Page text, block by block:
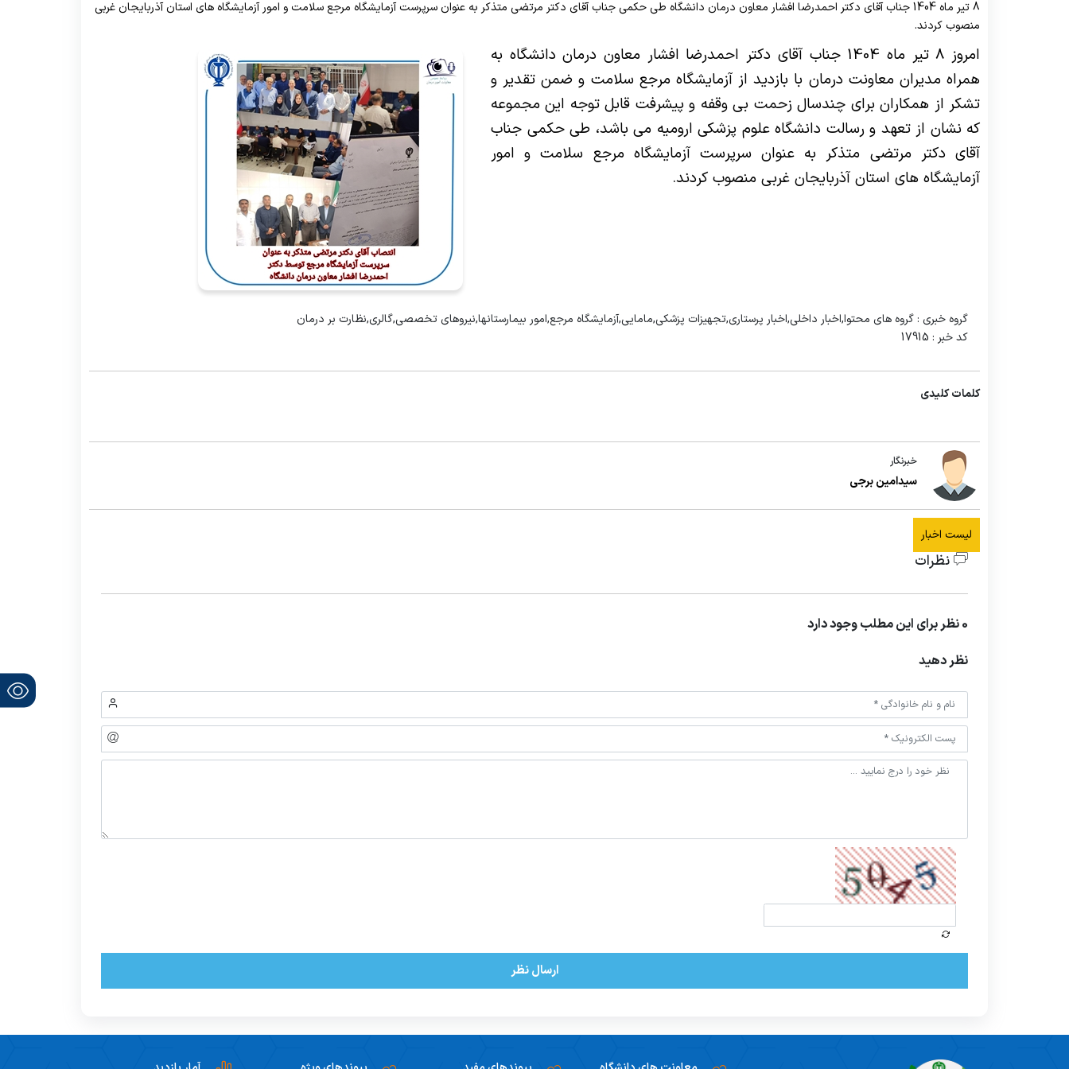
مدیریت امور آزمایشگاه ها
مدیر امور عمومی
واحد ایمنی بیمار و وقایع ناخواسته
واحد سوء مصرف مواد
واحد اعتبار بخشی مراکز درمانی
واحد امور دندانپزشکان
زنان کوثر
8 تیر ماه 1404 جناب آقای دکتر احمدرضا افشار معاون درمان دانشگاه طی حکمی جناب آقای دکتر مرتضی متذکر به عنوان سرپرست آزمایشگاه مرجع سلامت و امور آزمایشگاه های استان آذربایجان غربی
منصوب کردند.
امروز 8 تیر ماه 1404 جناب آقای دکتر احمدرضا افشار معاون درمان دانشگاه به
همراه مدیران معاونت درمان با بازدید از آزمایشگاه مرجع سلامت و ضمن تقدیر و
تشکر از همکاران برای چندسال زحمت بی وقفه و پیشرفت قابل توجه این مجموعه
که نشان از تعهد و رسالت دانشگاه علوم پزشکی ارومیه می باشد، طی حکمی جناب
آقای دکتر مرتضی متذکر به عنوان سرپرست آزمایشگاه مرجع سلامت و امور
آزمایشگاه های استان آذربایجان غربی منصوب کردند.
گروه خبری : گروه های محتوا,اخبار داخلی,اخبار پرستاری,تجهیزات پزشکی,مامایی,آزمایشگاه مرجع,امور بیمارستانها,نیروهای تخصصی,گالری,نظارت بر درمان
کد خبر : 17915
کلمات کلیدی
خبرنگار
سیدامین برجی
لیست اخبار
نظرات
0 نظر برای این مطلب وجود دارد
نظر دهید
ارسال نظر